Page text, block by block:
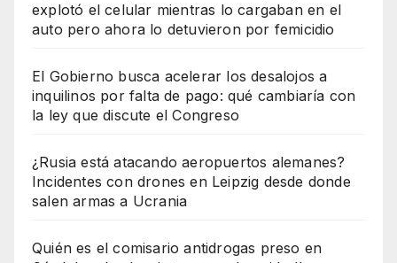
explotó el celular mientras lo cargaban en el
auto pero ahora lo detuvieron por femicidio
El Gobierno busca acelerar los desalojos a
inquilinos por falta de pago: qué cambiaría con
la ley que discute el Congreso
¿Rusia está atacando aeropuertos alemanes?
Incidentes con drones en Leipzig desde donde
salen armas a Ucrania
Quién es el comisario antidrogas preso en